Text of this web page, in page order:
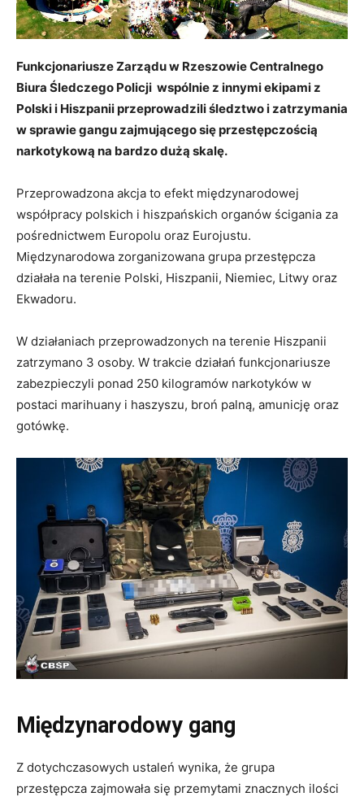
Funkcjonariusze Zarządu w Rzeszowie Centralnego
Biura Śledczego Policji wspólnie z innymi ekipami z
Polski i Hiszpanii przeprowadzili śledztwo i zatrzymania
w sprawie gangu zajmującego się przestępczością
narkotykową na bardzo dużą skalę.
Przeprowadzona akcja to efekt międzynarodowej
współpracy polskich i hiszpańskich organów ścigania za
pośrednictwem Europolu oraz Eurojustu.
Międzynarodowa zorganizowana grupa przestępcza
działała na terenie Polski, Hiszpanii, Niemiec, Litwy oraz
Ekwadoru.
W działaniach przeprowadzonych na terenie Hiszpanii
zatrzymano 3 osoby. W trakcie działań funkcjonariusze
zabezpieczyli ponad 250 kilogramów narkotyków w
postaci marihuany i haszyszu, broń palną, amunicję oraz
gotówkę.
Międzynarodowy gang
Z dotychczasowych ustaleń wynika, że grupa
przestępcza zajmowała się przemytami znacznych ilości